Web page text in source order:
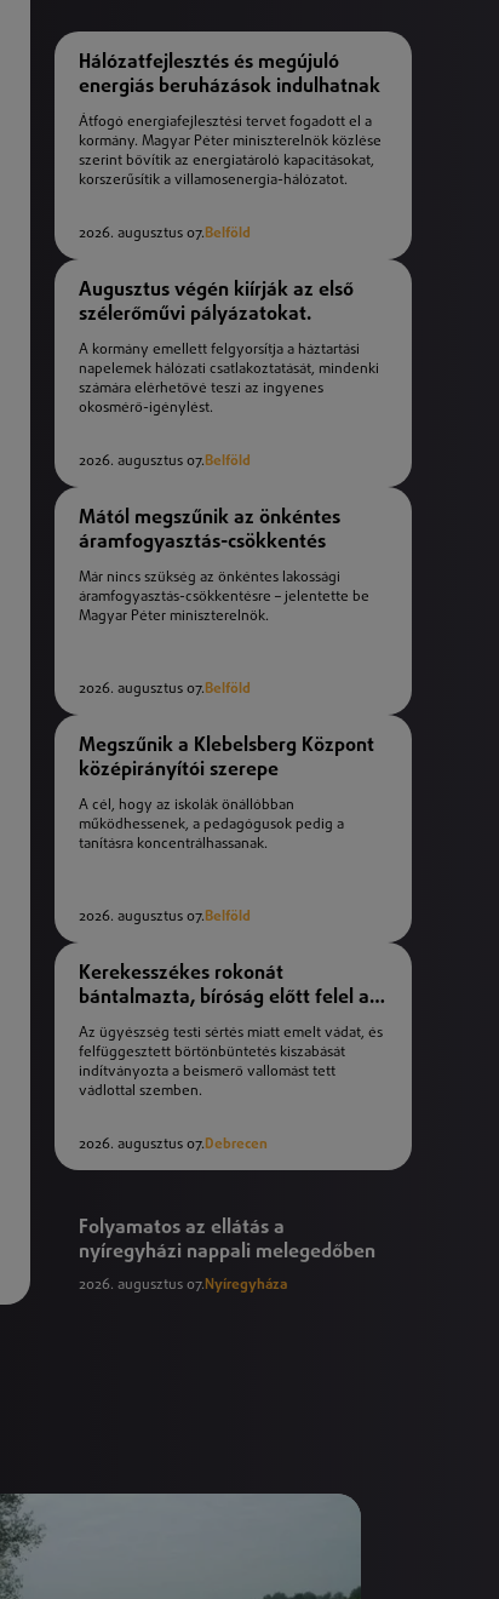
Hálózatfejlesztés és megújuló
energiás beruházások indulhatnak
Átfogó energiafejlesztési tervet fogadott el a
kormány. Magyar Péter miniszterelnök közlése
szerint bővítik az energiatároló kapacitásokat,
korszerűsítik a villamosenergia-hálózatot.
2026. augusztus 07.Belföld
Augusztus végén kiírják az első
szélerőművi pályázatokat.
A kormány emellett felgyorsítja a háztartási
napelemek hálózati csatlakoztatását, mindenki
számára elérhetővé teszi az ingyenes
okosmérő-igénylést.
2026. augusztus 07.Belföld
Mától megszűnik az önkéntes
áramfogyasztás-csökkentés
Már nincs szükség az önkéntes lakossági
áramfogyasztás-csökkentésre – jelentette be
Magyar Péter miniszterelnök.
2026. augusztus 07.Belföld
Megszűnik a Klebelsberg Központ
középirányítói szerepe
A cél, hogy az iskolák önállóbban
működhessenek, a pedagógusok pedig a
tanításra koncentrálhassanak.
2026. augusztus 07.Belföld
Kerekesszékes rokonát
bántalmazta, bíróság előtt felel a
férfi
Az ügyészség testi sértés miatt emelt vádat, és
felfüggesztett börtönbüntetés kiszabását
indítványozta a beismerő vallomást tett
vádlottal szemben.
2026. augusztus 07.Debrecen
Folyamatos az ellátás a
nyíregyházi nappali melegedőben
2026. augusztus 07. Nyíregyháza